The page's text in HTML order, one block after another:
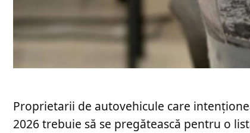
Proprietarii de autovehicule care
2026 trebuie să se pregătească pentru o